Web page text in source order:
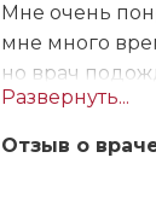
Мне очень
мне много
но врач
с пакетом
Приём длился
Развернуть...
Отзыв о